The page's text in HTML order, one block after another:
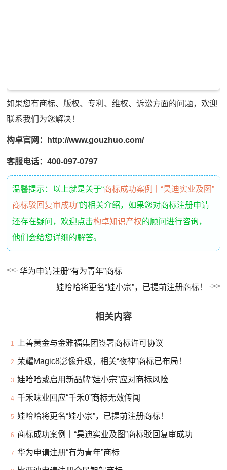
如果您有商标、版权、专利、维权、诉讼方面的问题，欢迎
联系我们为您解决！
构卓官网：http://www.gouzhuo.com/
客服电话：400-097-0797
温馨提示：以上就是关于“商标成功案例丨“昊迪实业及图”
商标驳回复审成功”的相关介绍，如果您对商标注册申请
还存在疑问，欢迎点击构卓知识产权的顾问进行咨询，
他们会给您详细的解答。
华为申请注册“有为青年”商标
娃哈哈将更名“娃小宗”，已提前注册商标！
相关内容
1 上善黄金与金雅福集团签署商标许可协议
2 荣耀Magic8影像升级，相关“夜神”商标已布局！
3 娃哈哈或启用新品牌“娃小宗”应对商标风险
4 千禾味业回应“千禾0”商标无效传闻
5 娃哈哈将更名“娃小宗”，已提前注册商标！
6 商标成功案例丨“昊迪实业及图”商标驳回复审成功
7 华为申请注册“有为青年”商标